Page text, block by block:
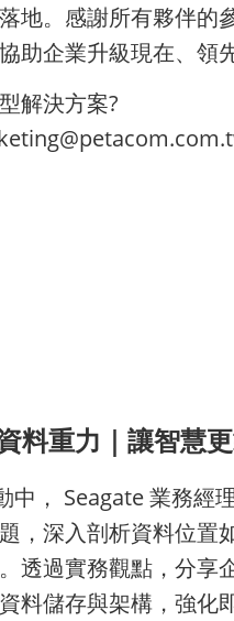
地。感謝所有夥伴的
助企業升級現在、領
解決方案?
料重力｜讓智慧
中， Seagate 業務經
，深入剖析資料位置
透過實務觀點，分享
料儲存與架構，強化